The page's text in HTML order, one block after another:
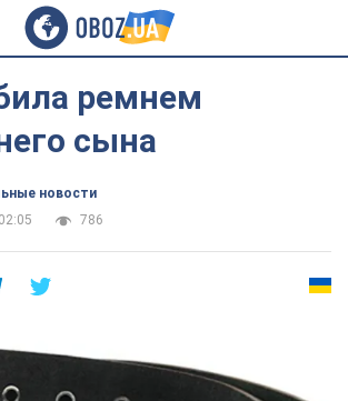
ремнем
сына
новости
786